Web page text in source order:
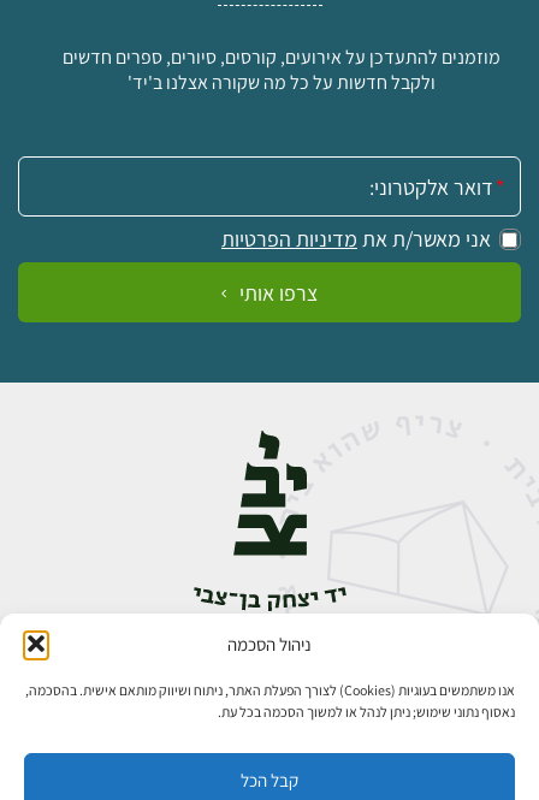
ניהול הסכמה
אנו משתמשים בעוגיות (Cookies) לצורך הפעלת האתר, ניתוח ושיווק מותאם אישית. בהסכמה,
נאסוף נתוני שימוש; ניתן לנהל או למשוך הסכמה בכל עת.
קבל הכל
מוזמנים להתעדכן על אירועים, קורסים, סיורים, ספרים חדשים
ולקבל חדשות על כל מה שקורה אצלנו ב'יד'
אימייל:
אני מאשר/ת את מדיניות הפרטיות
צרפו אותי
אבן גבירול 14, רחביה, ירושלים